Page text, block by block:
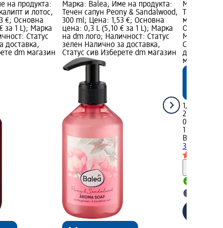
на продукта:
и лотос,
€; Основна
за 1 L); Марка
Статус
доставка,
dm магазин
Марка: Balea; Име на продукта:
Течен сапун Peony & Sandalwood,
300 ml; Цена: 1,53 €; Основна
цена: 0,3 L (5,10 € за 1 L); Марка
на dm лого; Наличност: Статус
зелен Налично за доставка,
Статус сив Изберете dm магазин
Марка:
Течен
Основна
Марка на
Статус
доставка,
магазин
1,53 €
2,99 лв.
0,3 L (5,10
1 L)
Balea
Зелена